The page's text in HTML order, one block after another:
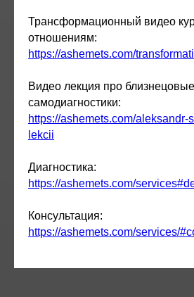
Трансформационный видео
отношениям:
https://ashemets.com/
Видео лекция про
самодиагностики:
https://ashemets.com/aleksandr-
lekcii
Диагностика:
https://ashemets.com/
Консультация:
https://ashemets.com/services/